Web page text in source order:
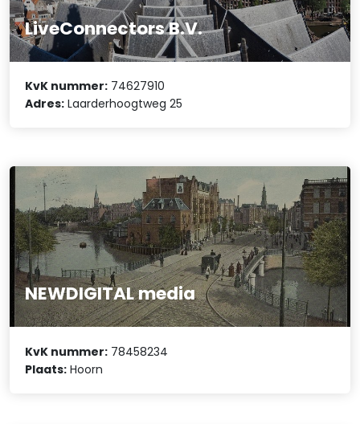
LiveConnectors B.V.
KvK nummer: 74627910
Adres: Laarderhoogtweg 25
NEWDIGITAL media
KvK nummer: 78458234
Plaats: Hoorn